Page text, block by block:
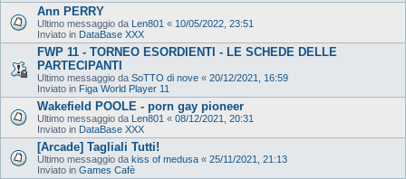
Ann PERRY
Ultimo messaggio da Len801 « 10/05/2022, 23:51
Inviato in DataBase XXX
FWP 11 - TORNEO ESORDIENTI - LE SCHEDE DELLE
PARTECIPANTI
Ultimo messaggio da SoTTO di nove « 20/12/2021, 16:59
Inviato in Figa World Player 11
Wakefield POOLE - porn gay pioneer
Ultimo messaggio da Len801 « 08/12/2021, 20:31
Inviato in DataBase XXX
[Arcade] Tagliali Tutti!
Ultimo messaggio da kiss of medusa « 25/11/2021, 21:13
Inviato in Games Cafè